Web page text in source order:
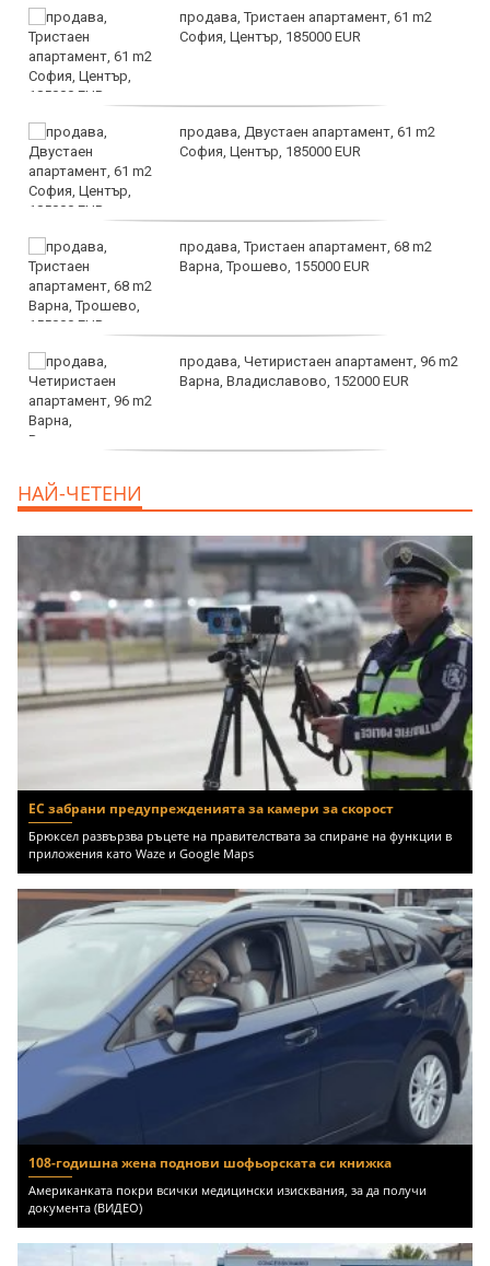
продава, Тристаен апартамент, 61 m2
София, Център, 185000 EUR
продава, Двустаен апартамент, 61 m2
София, Център, 185000 EUR
продава, Тристаен апартамент, 68 m2
Варна, Трошево, 155000 EUR
продава, Четиристаен апартамент, 96 m2
Варна, Владиславово, 152000 EUR
НАЙ-ЧЕТЕНИ
ЕС забрани предупрежденията за камери за скорост
Брюксел развързва ръцете на правителствата за спиране на функции в
приложения като Waze и Google Maps
108-годишна жена поднови шофьорската си книжка
Американката покри всички медицински изисквания, за да получи
документа (ВИДЕО)